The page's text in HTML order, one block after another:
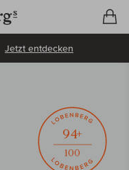
Jetzt entdecken
94+
100